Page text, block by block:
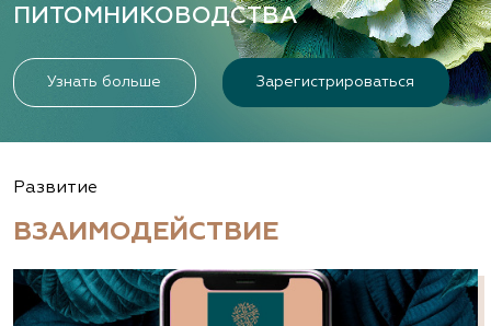
ПИТОМНИКОВОДСТВА
Узнать больше Зарегистрироваться
Развитие
ВЗАИМОДЕЙСТВИЕ